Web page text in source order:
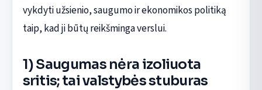
vykdyti užsienio, saugumo ir ekonomikos politiką
taip, kad ji būtų reikšminga verslui.
1) Saugumas nėra izoliuota
sritis; tai valstybės stuburas